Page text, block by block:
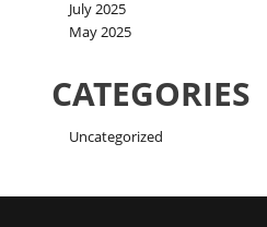
July 2025
May 2025
CATEGORIES
Uncategorized